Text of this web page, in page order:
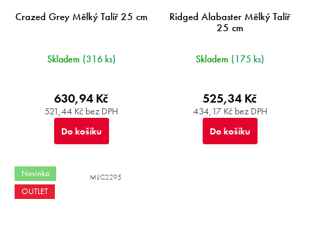
Crazed Grey Mělký Talíř 25 cm
Skladem (316 ks)
521,44 Kč bez DPH
630,94 Kč
Do košíku
Ridged Alabaster Mělký Talíř
25 cm
Skladem (175 ks)
434,17 Kč bez DPH
525,34 Kč
Do košíku
Novinka
OUTLET
MIJC2295